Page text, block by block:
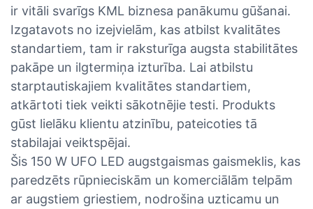
ir vitāli svarīgs KML biznesa panākumu gūšanai.
Izgatavots no izejvielām, kas atbilst kvalitātes
standartiem, tam ir raksturīga augsta stabilitātes
pakāpe un ilgtermiņa izturība. Lai atbilstu
starptautiskajiem kvalitātes standartiem,
atkārtoti tiek veikti sākotnējie testi. Produkts
gūst lielāku klientu atzinību, pateicoties tā
stabilajai veiktspējai.
Šis 150 W UFO LED augstgaismas gaismeklis, kas
paredzēts rūpnieciskām un komerciālām telpām
ar augstiem griestiem, nodrošina uzticamu un